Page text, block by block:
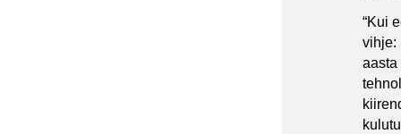
“Kui
vihje:
aasta